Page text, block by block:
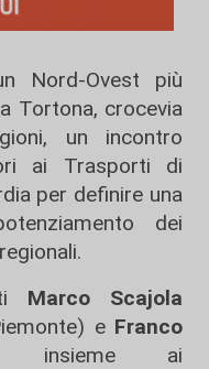
Nord-Ovest più
Tortona, crocevia
un incontro
ai Trasporti di
per definire una
dei
Marco Scajola
e Franco
insieme ai